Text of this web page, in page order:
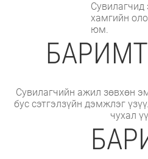
хамгийн
юм.
Сувилагчийн ажил зөвхөн
бус сэтгэлзүйн дэмжлэг
чухал